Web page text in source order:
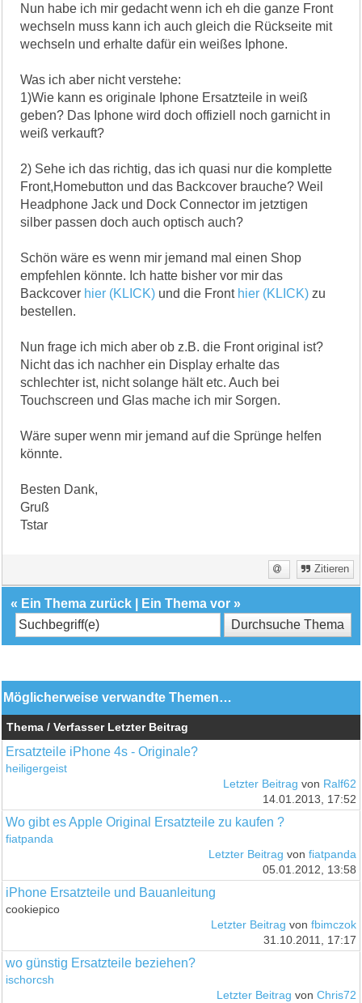
Nun habe ich mir gedacht wenn ich eh die ganze Front
wechseln muss kann ich auch gleich die Rückseite mit
wechseln und erhalte dafür ein weißes Iphone.
Was ich aber nicht verstehe:
1)Wie kann es originale Iphone Ersatzteile in weiß
geben? Das Iphone wird doch offiziell noch garnicht in
weiß verkauft?
2) Sehe ich das richtig, das ich quasi nur die komplette
Front,Homebutton und das Backcover brauche? Weil
Headphone Jack und Dock Connector im jetztigen
silber passen doch auch optisch auch?
Schön wäre es wenn mir jemand mal einen Shop
empfehlen könnte. Ich hatte bisher vor mir das
Backcover hier (KLICK) und die Front hier (KLICK) zu
bestellen.
Nun frage ich mich aber ob z.B. die Front original ist?
Nicht das ich nachher ein Display erhalte das
schlechter ist, nicht solange hält etc. Auch bei
Touchscreen und Glas mache ich mir Sorgen.
Wäre super wenn mir jemand auf die Sprünge helfen
könnte.
Besten Dank,
Gruß
Tstar
Zitieren
« Ein Thema zurück Ein Thema vor »
Möglicherweise verwandte Themen…
Thema / Verfasser Letzter Beitrag
Ersatzteile iPhone 4s - Originale?
heiligergeist
Letzter Beitrag von Ralf62
14.01.2013, 17:52
Wo gibt es Apple Original Ersatzteile zu kaufen ?
fiatpanda
Letzter Beitrag von fiatpanda
05.01.2012, 13:58
iPhone Ersatzteile und Bauanleitung
cookiepico
Letzter Beitrag von fbimczok
31.10.2011, 17:17
wo günstig Ersatzteile beziehen?
ischorcsh
Letzter Beitrag von Chris72